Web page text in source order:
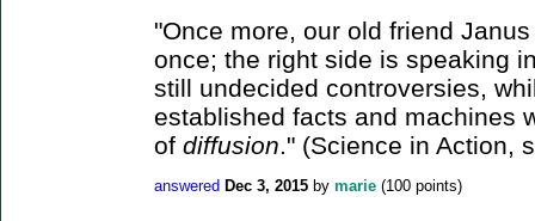
"Once more, our old friend
once; the right side is speaking
still undecided controversies,
established facts and machines
of diffusion ." (Science in Action,
answered Dec 3, 2015 by marie (100 points)